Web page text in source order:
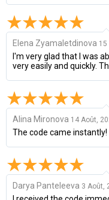
Elena Zyamaletdinova 15
I'm very glad that I was
very easily and quickly.
Alina Mironova 14 Août,
The code came instantly!
Darya Panteleeva 3 Août,